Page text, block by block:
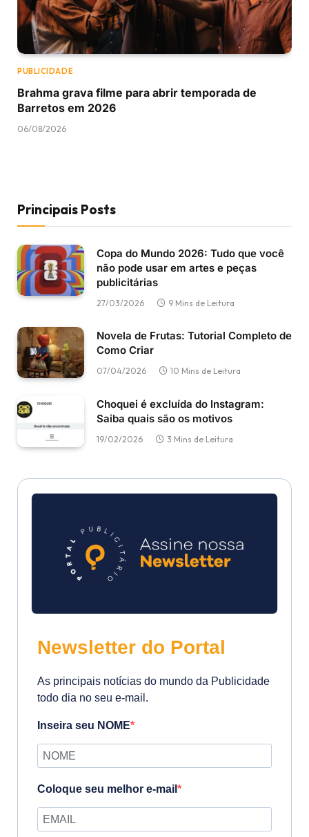
PUBLICIDADE
Brahma grava filme para abrir temporada de
Barretos em 2026
06/08/2026
Principais Posts
Copa do Mundo 2026: Tudo que você
não pode usar em artes e peças
publicitárias
27/03/2026 9 Mins de Leitura
Novela de Frutas: Tutorial Completo de
Como Criar
07/04/2026 10 Mins de Leitura
Choquei é excluída do Instagram:
Saiba quais são os motivos
19/02/2026 3 Mins de Leitura
Newsletter do Portal
As principais notícias do mundo da Publicidade
todo dia no seu e-mail.
Inseira seu NOME
Coloque seu melhor e-mail